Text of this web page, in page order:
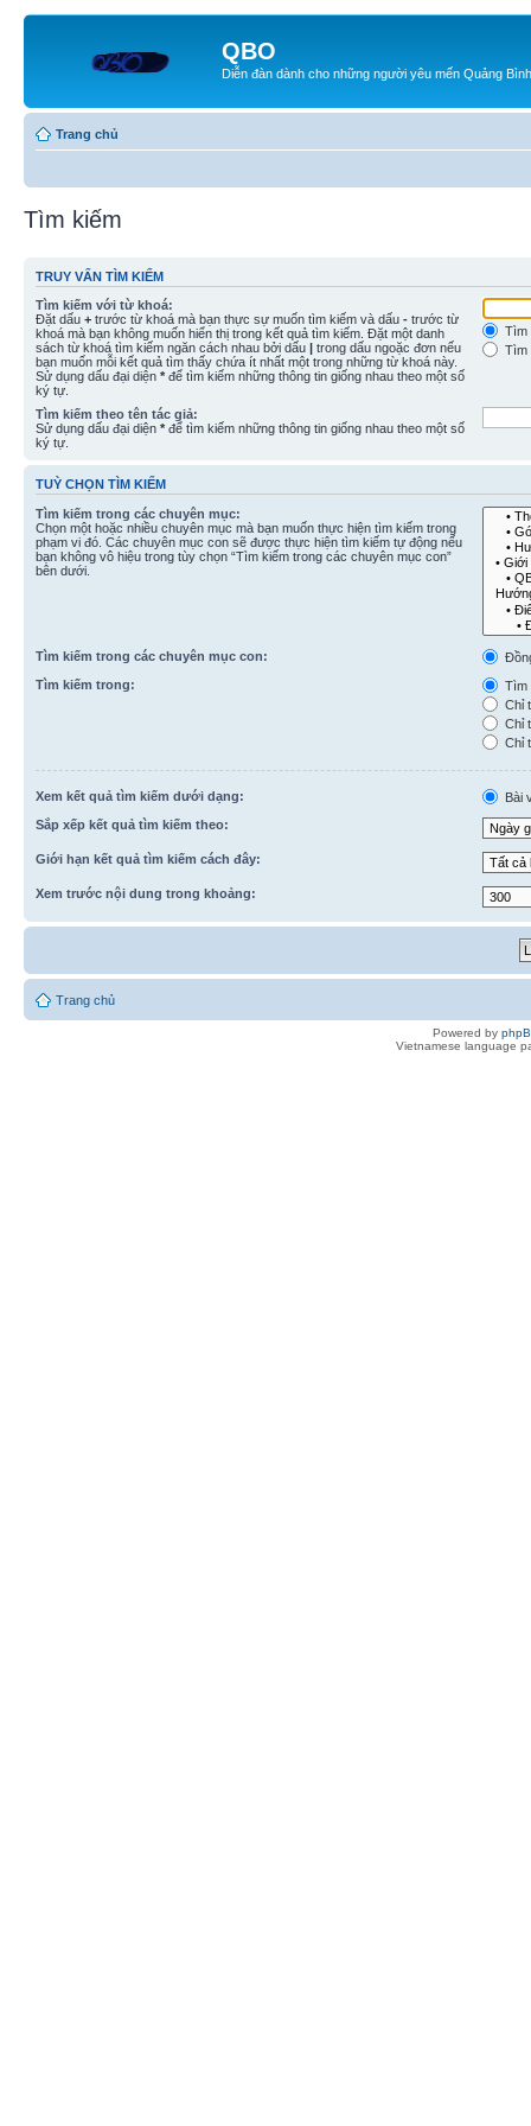
QBO
Diễn đàn dành cho những người yêu mến Quảng Bình
Trang chủ
Tìm kiếm
TRUY VẤN TÌM KIẾM
Tìm kiếm với từ khoá:
Đặt dấu + trước từ khoá mà bạn thực sự muốn tìm kiếm và dấu - trước từ
khoá mà bạn không muốn hiển thị trong kết quả tìm kiếm. Đặt một danh
sách từ khoá tìm kiếm ngăn cách nhau bởi dấu | trong dấu ngoặc đơn nếu
bạn muốn mỗi kết quả tìm thấy chứa ít nhất một trong những từ khoá này.
Sử dụng dấu đại diện * để tìm kiếm những thông tin giống nhau theo một số
ký tự.
Tìm
Tìm
Tìm kiếm theo tên tác giả:
Sử dụng dấu đại diện * để tìm kiếm những thông tin giống nhau theo một số
ký tự.
TUỲ CHỌN TÌM KIẾM
Tìm kiếm trong các chuyên mục:
Chọn một hoặc nhiều chuyên mục mà bạn muốn thực hiện tìm kiếm trong
phạm vi đó. Các chuyên mục con sẽ được thực hiện tìm kiếm tự động nếu
bạn không vô hiệu trong tùy chọn “Tìm kiếm trong các chuyên mục con”
bên dưới.
Tìm kiếm trong các chuyên mục con:
Tìm kiếm trong:
Tìm
Chỉ
Chỉ
Chỉ
Xem kết quả tìm kiếm dưới dạng:
Bài
Sắp xếp kết quả tìm kiếm theo:
Giới hạn kết quả tìm kiếm cách đây:
Xem trước nội dung trong khoảng:
Trang chủ
Powered by
Vietnamese language